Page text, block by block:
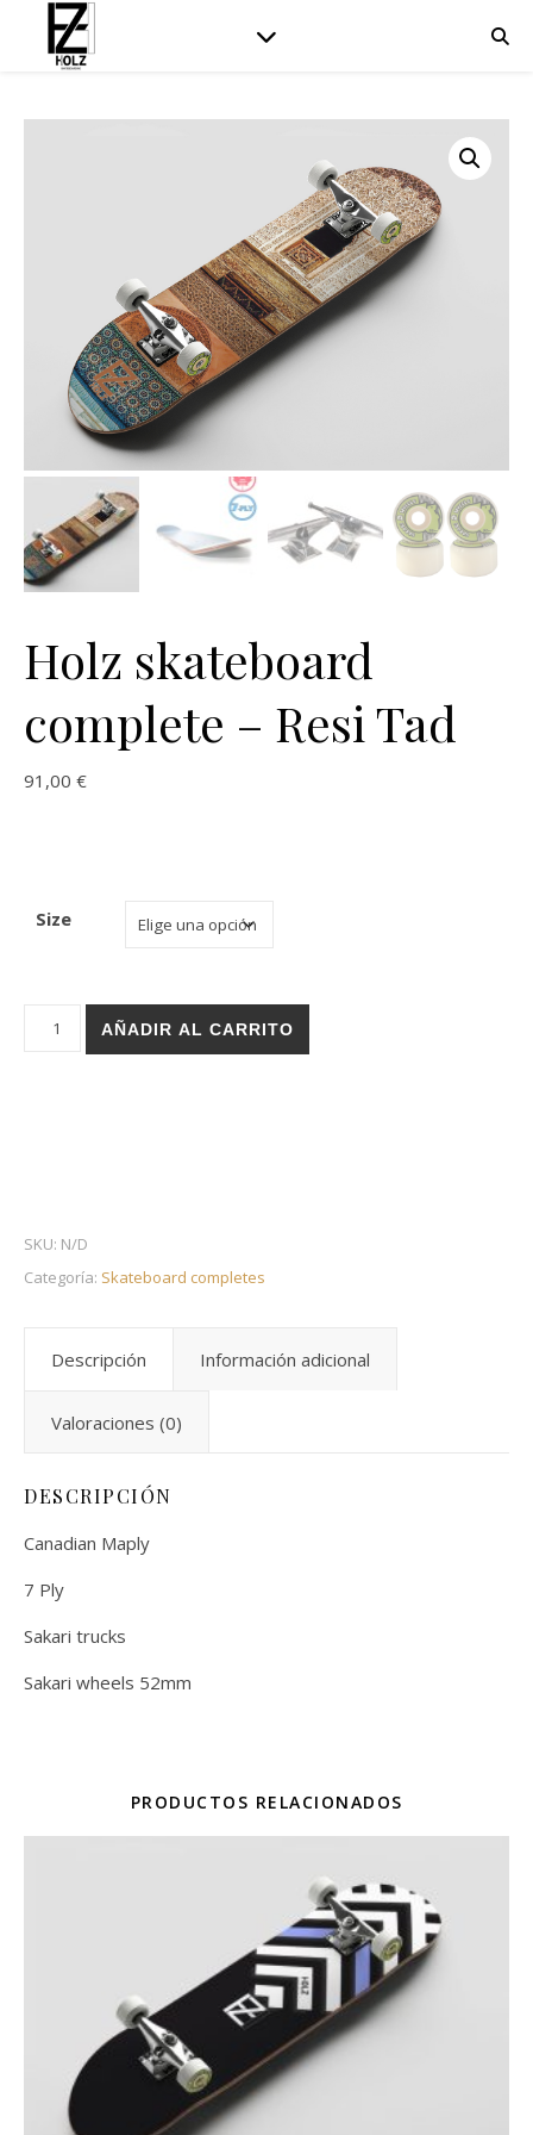
Holz skateboard
complete – Resi Tad
91,00 €
Size
Holz skateboard complete - Resi Tad cantidad
AÑADIR AL CARRITO
SKU: N/D
Categoría: Skateboard completes
Descripción Información adicional
Valoraciones (0)
DESCRIPCIÓN
Canadian Maply
7 Ply
Sakari trucks
Sakari wheels 52mm
PRODUCTOS RELACIONADOS